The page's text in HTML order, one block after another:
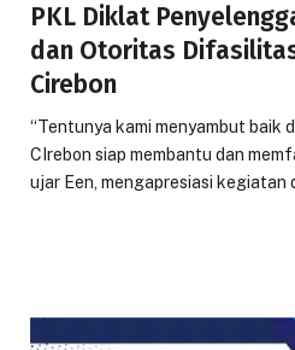
PKL Diklat
dan Otoritas
Cirebon
“Tentunya kami menyambut baik
CIrebon siap membantu dan
ujar Een, mengapresiasi kegiatan